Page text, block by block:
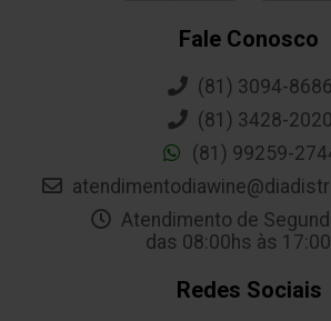
Fale Conosco
(81) 3094-8686
(81) 3428-2020
(81) 99259-
Atendimento de
das 08:00hs às
Redes Sociais